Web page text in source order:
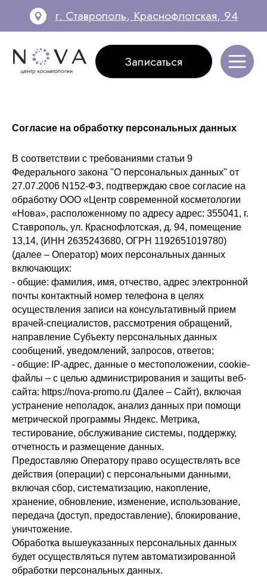
г. Ставрополь, Краснофлотская, 94
Записаться
Записаться
Согласие на обработку персональных данных
В соответствии с требованиями статьи 9
Федерального закона "О персональных данных" от
27.07.2006 N152-ФЗ, подтверждаю свое согласие на
обработку ООО «Центр современной косметологии
«Нова», расположенному по адресу адрес: 355041, г.
Ставрополь, ул. Краснофлотская, д. 94, помещение
13,14, (ИНН 2635243680, ОГРН 1192651019780)
(далее – Оператор) моих персональных данных
включающих:
- общие: фамилия, имя, отчество, адрес электронной
почты контактный номер телефона в целях
осуществления записи на консультативный прием
врачей-специалистов, рассмотрения обращений,
направление Субъекту персональных данных
сообщений, уведомлений, запросов, ответов;
- общие: IP-адрес, данные о местоположении, cookie-
файлы – с целью администрирования и защиты веб-
сайта: https://nova-promo.ru (Далее – Сайт), включая
устранение неполадок, анализ данных при помощи
метрической программы Яндекс. Метрика,
тестирование, обслуживание системы, поддержку,
отчетность и размещение данных.
Предоставляю Оператору право осуществлять все
действия (операции) с персональными данными,
включая сбор, систематизацию, накопление,
хранение, обновление, изменение, использование,
передача (доступ, предоставление), блокирование,
уничтожение.
Обработка вышеуказанных персональных данных
будет осуществляться путем автоматизированной
обработки персональных данных.